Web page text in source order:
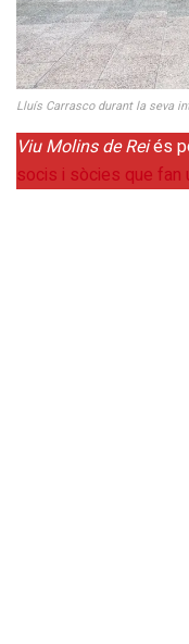
Lluís Carrasco durant la seva
Viu Molins de Reiés
socis i sòcies que fan